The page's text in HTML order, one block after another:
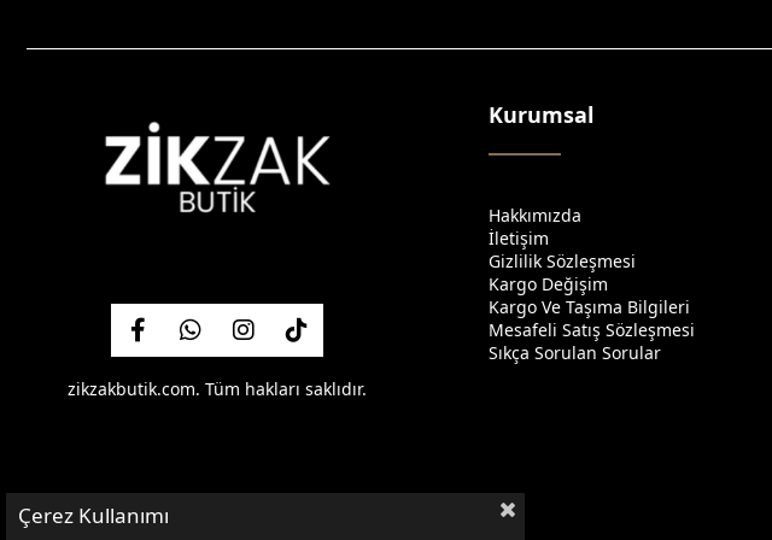
zikzakbutik.com. Tüm hakları saklıdır.
Kurumsal
Hakkımızda
İletişim
Gizlilik Sözleşmesi
Kargo Değişim
Kargo Ve Taşıma Bilgileri
Mesafeli Satış Sözleşmesi
Sıkça Sorulan Sorular
Çerez Kullanımı